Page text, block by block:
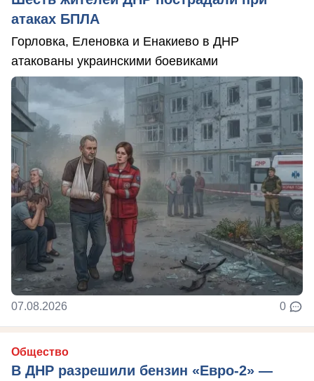
атаках БПЛА
Горловка, Еленовка и Енакиево в ДНР
атакованы украинскими боевиками
07.08.2026 0
Общество
В ДНР разрешили бензин «Евро-2» —